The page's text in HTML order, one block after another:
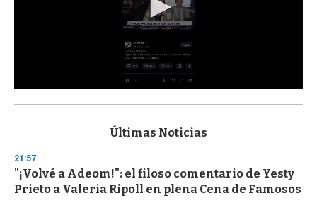
s
d
s
o
f
Últimas Noticias
21:57
"¡Volvé a Adeom!": el filoso comentario de Yesty
Prieto a Valeria Ripoll en plena Cena de Famosos